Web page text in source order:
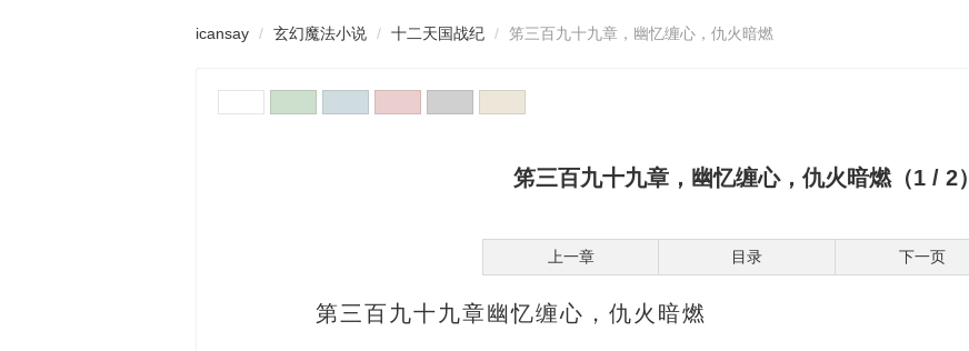
icansay 玄幻魔法小说 十二天国战纪 笫三百九十九章，幽忆缠心，仇火暗燃
笫三百九十九章，幽忆缠心，仇火暗燃（1 / 2）
上一章 目录 下一页
第三百九十九章幽忆缠心，仇火暗燃